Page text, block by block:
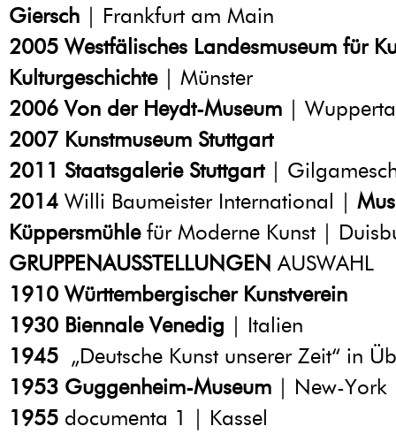
Giersch | Frankfurt am Main
2005 Westfälisches Landesmuseum für
Kulturgeschichte| Münster
2006 Von der Heydt-Museum |
2007 Kunstmuseum Stuttgart
2011 Staatsgalerie Stuttgart|
2014 Willi Baumeister International |
Küppersmühlefür Moderne Kunst |
GRUPPENAUSSTELLUNGEN AUSWAHL
1910 Württembergischer Kunstverein
1930 Biennale Venedig | Italien
1945 „Deutsche Kunst unserer Zeit“ in
1953 Guggenheim-Museum | New-York
1955 documenta 1 | Kassel